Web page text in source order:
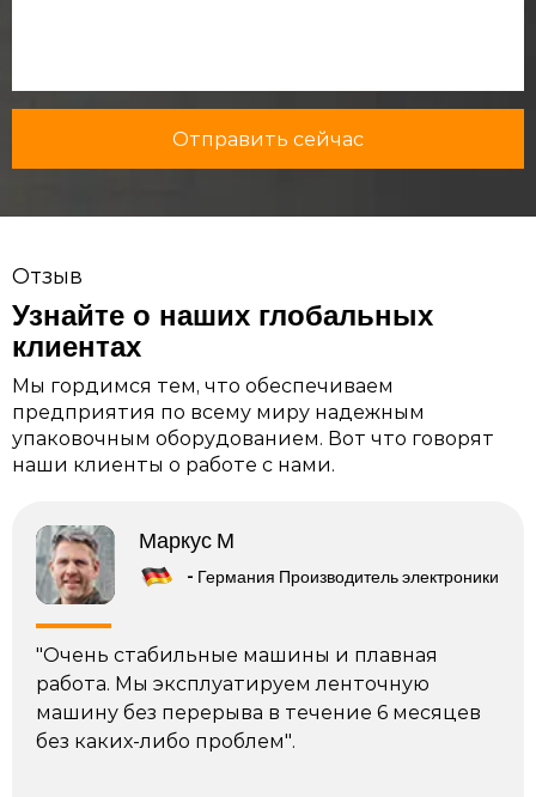
Отправить сейчас
Отзыв
Узнайте о наших глобальных
клиентах
Мы гордимся тем, что обеспечиваем
предприятия по всему миру надежным
упаковочным оборудованием. Вот что говорят
наши клиенты о работе с нами.
Маркус М
- Германия Производитель электроники
"Очень стабильные машины и плавная
работа. Мы эксплуатируем ленточную
машину без перерыва в течение 6 месяцев
без каких-либо проблем".